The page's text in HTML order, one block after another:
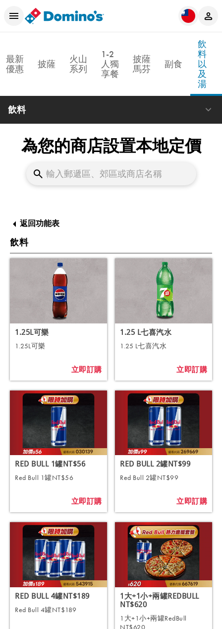
最新
優惠
披薩
火山
系列
1-2
人獨
享餐
披薩
馬芬
副食
飲
料
以
及
湯
飲料
為您的商店設置本地定價
返回功能表
飲料
1.25L可樂
1.25L可樂
立即訂購
1.25 L七喜汽水
1.25 L七喜汽水
立即訂購
RED BULL 1罐NT$56
Red Bull 1罐NT$56
立即訂購
RED BULL 2罐NT$99
Red Bull 2罐NT$99
立即訂購
RED BULL 4罐NT$189
Red Bull 4罐NT$189
1大+1小+兩罐REDBULL
NT$620
1大+1小+兩罐RedBull
NT$620